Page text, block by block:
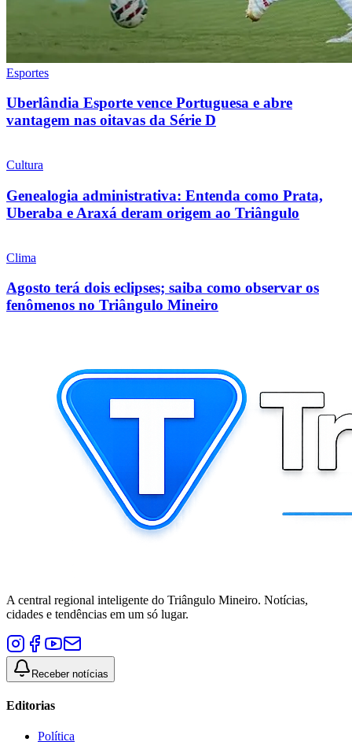
Esportes
Uberlândia Esporte vence Portuguesa e abre
vantagem nas oitavas da Série D
Cultura
Genealogia administrativa: Entenda como Prata,
Uberaba e Araxá deram origem ao Triângulo
Clima
Agosto terá dois eclipses; saiba como observar os
fenômenos no Triângulo Mineiro
A central regional inteligente do Triângulo Mineiro. Notícias,
cidades e tendências em um só lugar.
Receber notícias
Editorias
Política